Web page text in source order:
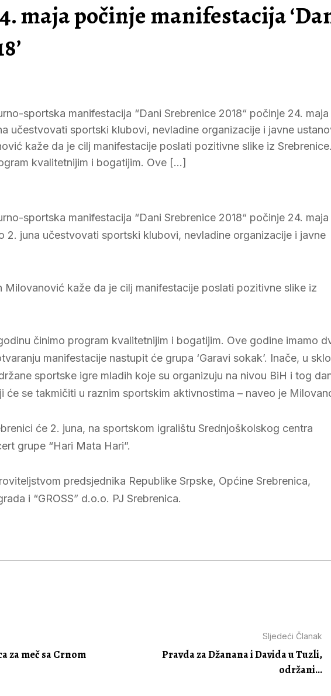
maja počinje manifestacija
sportska manifestacija “Dani Srebrenice 2018“ počinje 24.
učestvovati sportski klubovi, nevladine organizacije i javne
kaže da je cilj manifestacije poslati pozitivne slike iz
kvalitetnijim i bogatijim. Ove […]
sportska manifestacija “Dani Srebrenice 2018“ počinje 24. maja
2. juna učestvovati sportski klubovi, nevladine organizacije i javne
Milovanović kaže da je cilj manifestacije poslati pozitivne slike iz
činimo program kvalitetnijim i bogatijim. Ove godine imamo
manifestacije nastupit će grupa ‘Garavi sokak’. Inače, u
sportske igre mladih koje su organizuju na nivou BiH i tog
će se takmičiti u raznim sportskim aktivnostima – naveo je
će 2. juna, na sportskom igralištu Srednjoškolskog centra
grupe “Hari Mata Hari”.
predsjednika Republike Srpske, Općine Srebrenica,
i “GROSS” d.o.o. PJ Srebrenica.
za meč sa Crnom
Sljedeći Članak
Pravda za Džanana i Davida u Tuzli,
održani...